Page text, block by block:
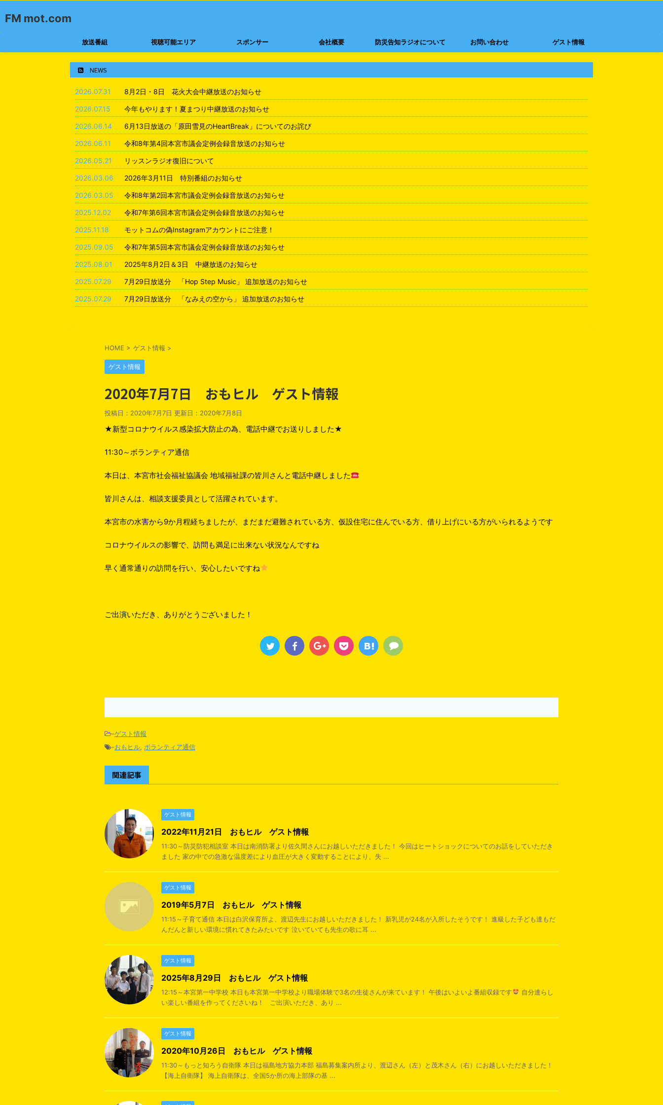
FM mot.com
放送番組 視聴可能エリア スポンサー 会社概要 防災告知ラジオについて お問い合わせ ゲスト情報
NEWS
2026.07.31 8月2日・8日 花火大会中継放送のお知らせ
2026.07.15 今年もやります！夏まつり中継放送のお知らせ
2026.06.14 6月13日放送の「原田雪見のHeartBreak」についてのお詫び
2026.06.11 令和8年第4回本宮市議会定例会録音放送のお知らせ
2026.05.21 リッスンラジオ復旧について
2026.03.06 2026年3月11日 特別番組のお知らせ
2026.03.05 令和8年第2回本宮市議会定例会録音放送のお知らせ
2025.12.02 令和7年第6回本宮市議会定例会録音放送のお知らせ
2025.11.18 モットコムの偽Instagramアカウントにご注意！
2025.09.05 令和7年第5回本宮市議会定例会録音放送のお知らせ
2025.08.01 2025年8月2日＆3日 中継放送のお知らせ
2025.07.29 7月29日放送分 「Hop Step Music」 追加放送のお知らせ
2025.07.29 7月29日放送分 「なみえの空から」 追加放送のお知らせ
HOME > ゲスト情報 >
ゲスト情報
2020年7月7日 おもヒル ゲスト情報
投稿日：2020年7月7日 更新日： 2020年7月8日
★新型コロナウイルス感染拡大防止の為、電話中継でお送りしました★
11:30～ボランティア通信
本日は、本宮市社会福祉協議会 地域福祉課の皆川さんと電話中継しました
皆川さんは、相談支援委員として活躍されています。
本宮市の水害から9か月程経ちましたが、まだまだ避難されている方、仮設住宅に住んでいる方、借り上げにいる方がいられるようです
コロナウイルスの影響で、訪問も満足に出来ない状況なんですね
早く通常通りの訪問を行い、安心したいですね
ご出演いただき、ありがとうございました！
-ゲスト情報
-おもヒル, ボランティア通信
関連記事
ゲスト情報
2022年11月21日 おもヒル ゲスト情報
11:30～防災防犯相談室 本日は南消防署より佐久間さんにお越しいただきました！ 今回はヒートショックについてのお話をしていただき
ました 家の中での急激な温度差により血圧が大きく変動することにより、失 ...
ゲスト情報
2019年5月7日 おもヒル ゲスト情報
11:15～子育て通信 本日は白沢保育所よ、渡辺先生にお越しいただきました！ 新乳児が24名が入所したそうです！ 進級した子ども達もだ
んだんと新しい環境に慣れてきたみたいです 泣いていても先生の歌に耳 ...
ゲスト情報
2025年8月29日 おもヒル ゲスト情報
12:15～本宮第一中学校 本日も本宮第一中学校より職場体験で3名の生徒さんが来ています！ 午後はいよいよ番組収録です
自分達らし
い楽しい番組を作ってくださいね！ ご出演いただき、あり ...
ゲスト情報
2020年10月26日 おもヒル ゲスト情報
11:30～もっと知ろう自衛隊 本日は福島地方協力本部 福島募集案内所より、渡辺さん（左）と茂木さん（右）にお越しいただきました！
【海上自衛隊】 海上自衛隊は、全国5か所の海上部隊の基 ...